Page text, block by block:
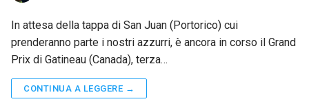
In attesa della tappa di San Juan (Portorico) cui
prenderanno parte i nostri azzurri, è ancora in corso il Grand
Prix di Gatineau (Canada), terza…
CONTINUA A LEGGERE →